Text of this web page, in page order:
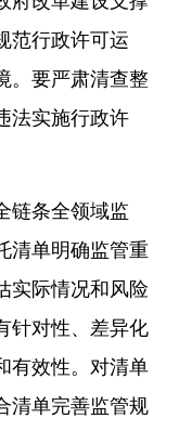
范行政许可运
。要严肃清查整
法实施行政许
条全领域监
清单明确监管重
实际情况和风险
针对性、差异化
有效性。对清单
清单完善监管规